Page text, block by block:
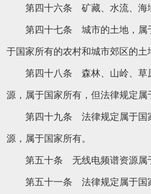
第四十六条 矿藏、水流、海域
第四十七条 城市的土地，属
于国家所有的农村和城市郊区的土
第四十八条 森林、山岭、草
源，属于国家所有，但法律规定属
第四十九条 法律规定属于国
源，属于国家所有。
第五十条 无线电频谱资源属于
第五十一条 法律规定属于国